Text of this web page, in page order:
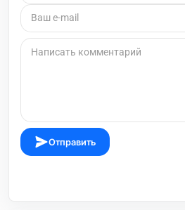
Отправить